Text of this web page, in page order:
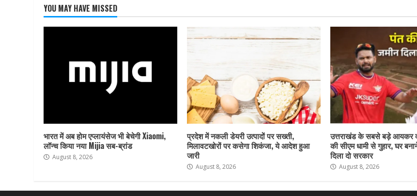
YOU MAY HAVE MISSED
भारत में अब होम एप्लायंसेज भी बेचेगी Xiaomi,
लॉन्च किया नया Mijia सब-ब्रांड
August 8, 2026
प्रदेश में नकली डेयरी उत्पादों पर सख्ती,
मिलावटखोरों पर कसेगा शिकंजा, ये आदेश हुआ
जारी
August 8, 2026
उत्तराखंड के सबसे बड़े आयकर
की सीएम धामी से गुहार, घर
दिला दो सरकार
August 8, 2026